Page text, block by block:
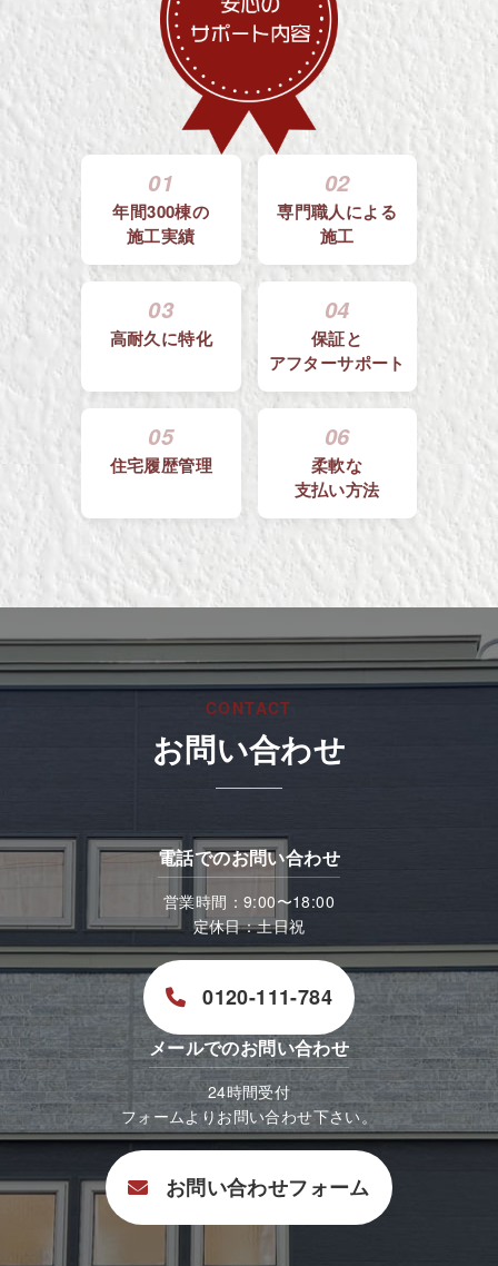
01
年間300棟の
施工実績
02
専門職人による
施工
03
高耐久に特化
04
保証と
アフターサポート
05
住宅履歴管理
06
柔軟な
支払い方法
CONTACT
お問い合わせ
電話でのお問い合わせ
営業時間：9:00〜18:00
定休日：土日祝
0120-111-784
メールでのお問い合わせ
24時間受付
フォームよりお問い合わせ下さい。
お問い合わせフォーム